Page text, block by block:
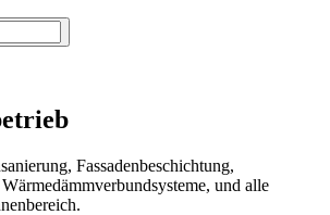
Fassadenbeschichtung,
und alle